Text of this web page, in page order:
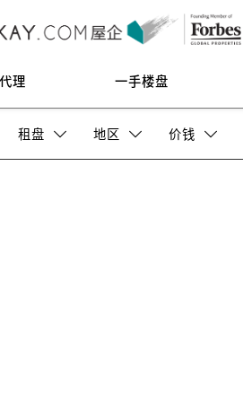
理 一手楼盘
租盘 地区 价钱